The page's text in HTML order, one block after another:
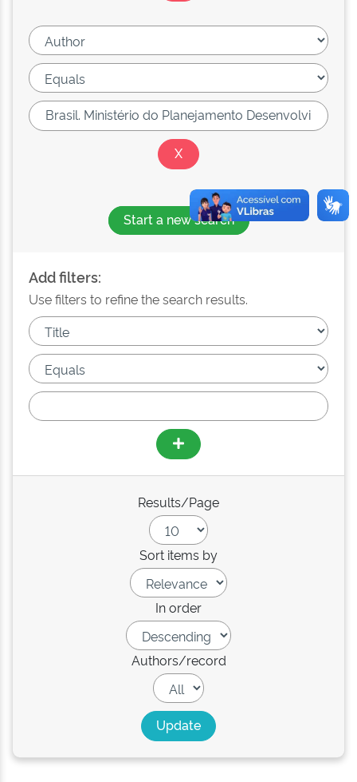
Start a new search
Add filters:
Use filters to refine the search results.
Results/Page
Sort items by
In order
Authors/record